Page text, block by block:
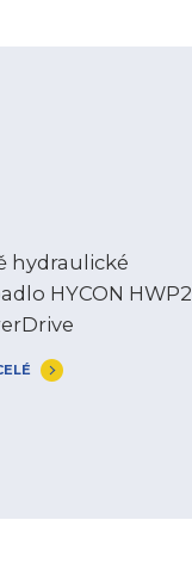
hydraulické
HYCON HWP2